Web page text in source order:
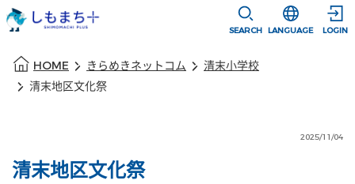
SEARCH
選択すると言
LANGUAGE LOGIN
HOME きらめきネットコム
清末小学校
清末地区文化祭
2025/11/04
清末地区文化祭